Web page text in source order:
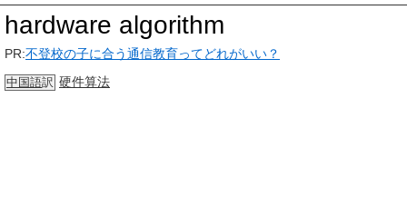
hardware algorithm
PR:不登校の子に合う通信教育ってどれがいい？
中国語訳 硬件算法